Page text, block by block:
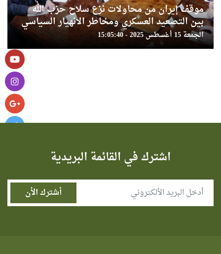
موقف إيران من محاولات نزع سلاح حزب الله
بین التصعيد العسكري ومخاطر الانهيار السیاسي
الجمعة 15 أغسطس 2025 - 15:05:40
اشترك في القائمة البريدية